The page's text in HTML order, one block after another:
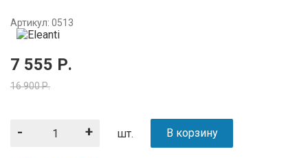
Артикул: 0513
7 555 Р.
16 900Р.
+
- шт. В корзину